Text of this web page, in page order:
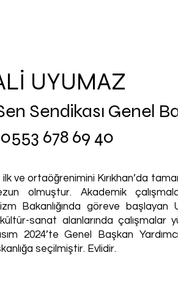
UYUMAZ
Sendikası Genel
0553 678 69 40
ilk ve ortaöğrenimini Kırıkhan’da
olmuştur. Akademik
Bakanlığında göreve
sanat alanlarında çalışmalar
2024’te Genel Başkan
seçilmiştir. Evlidir.